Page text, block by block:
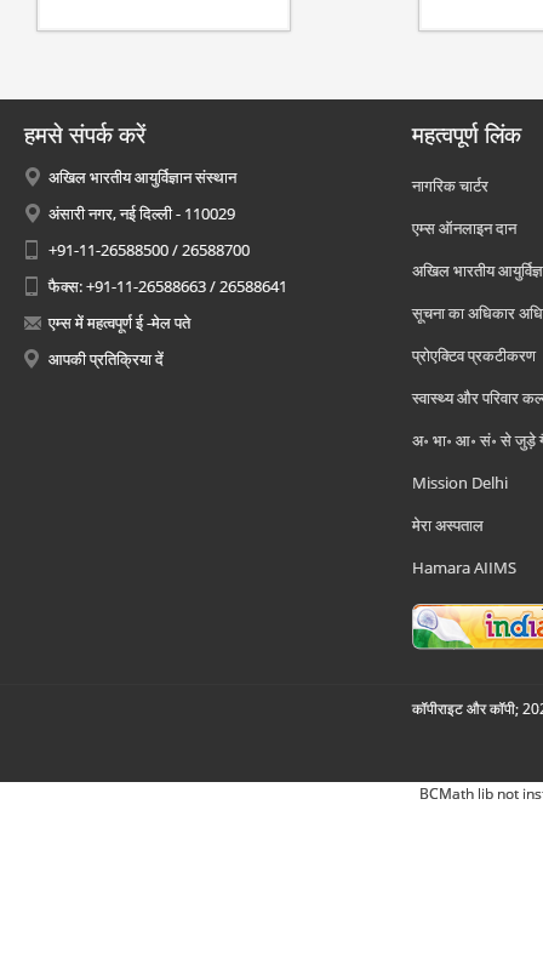
हमसे संपर्क करें
अखिल भारतीय आयुर्विज्ञान संस्थान
अंसारी नगर, नई दिल्ली - 110029
+91-11-26588500 / 26588700
फैक्स: +91-11-26588663 / 26588641
एम्स में महत्वपूर्ण ई -मेल पते
आपकी प्रतिक्रिया दें
महत्वपूर्ण लिंक
नागरिक चार्टर
एम्स ऑनलाइन दान
अखिल भारतीय
सूचना का अधिकार
प्रोएक्टिव प्रकटीकरण
स्वास्थ्य और परिवार
अ॰ भा॰ आ॰ सं॰ से जुड़े
Mission Delhi
मेरा अस्पताल
Hamara AIIMS
कॉपीराइट और कॉपी;
BCMath lib not